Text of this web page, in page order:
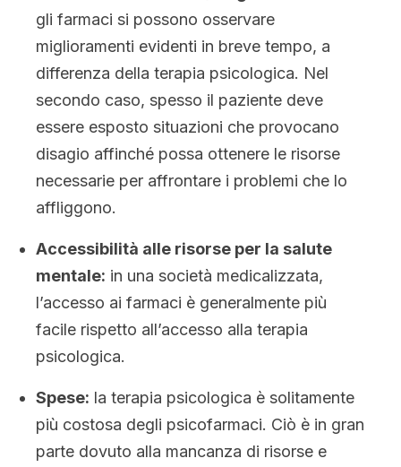
gli farmaci si possono osservare
miglioramenti evidenti in breve tempo, a
differenza della terapia psicologica. Nel
secondo caso, spesso il paziente deve
essere esposto situazioni che provocano
disagio affinché possa ottenere le risorse
necessarie per affrontare i problemi che lo
affliggono.
Accessibilità alle risorse per la salute
mentale: in una società medicalizzata,
l’accesso ai farmaci è generalmente più
facile rispetto all’accesso alla terapia
psicologica.
Spese: la terapia psicologica è solitamente
più costosa degli psicofarmaci. Ciò è in gran
parte dovuto alla mancanza di risorse e